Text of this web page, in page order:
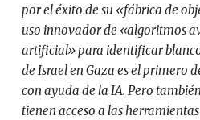
por el éxito de su «fábrica de
uso innovador de «algoritmos
artificial» para identificar
de Israel en Gaza es el primero
con ayuda de la IA. Pero
tienen acceso a las